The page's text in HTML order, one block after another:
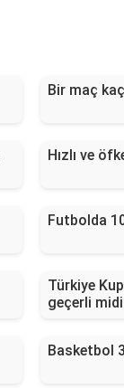
Bir maç
Hızlı ve
Futbolda
Türkiye
geçerli
Basketbol